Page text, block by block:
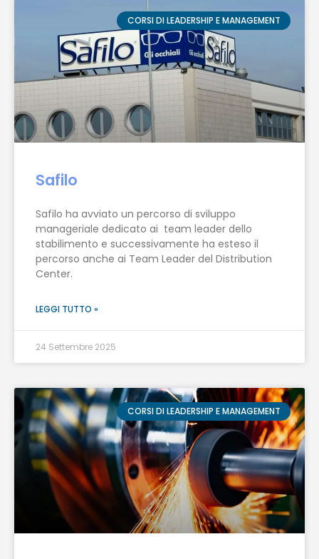
CORSI DI LEADERSHIP E MANAGEMENT
Safilo
Safilo ha avviato un percorso di sviluppo
manageriale dedicato ai team leader dello
stabilimento e successivamente ha esteso il
percorso anche ai Team Leader del Distribution
Center.
LEGGI TUTTO »
24 Settembre 2025
CORSI DI LEADERSHIP E MANAGEMENT